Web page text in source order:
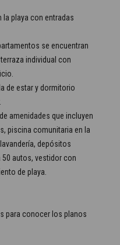
la playa con entradas
se encuentran
individual con
de estar y dormitorio
amenidades que incluyen
piscina comunitaria en la
depósitos
autos, vestidor con
de playa.
para conocer los planos